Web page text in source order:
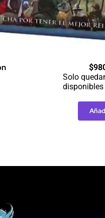
$
Solo
disponibles